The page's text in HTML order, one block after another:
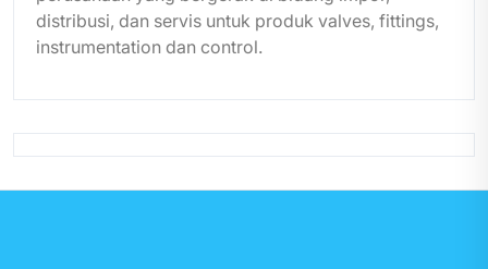
distribusi, dan servis untuk produk valves, fittings,
instrumentation dan control.